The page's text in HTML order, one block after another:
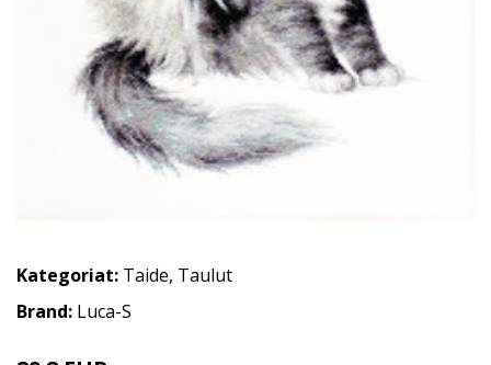
Kategoriat: Taide, Taulut
Brand: Luca-S